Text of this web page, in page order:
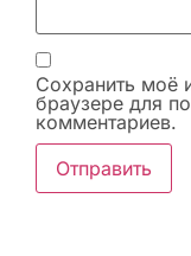
Сохранить моё
браузере для
комментариев.